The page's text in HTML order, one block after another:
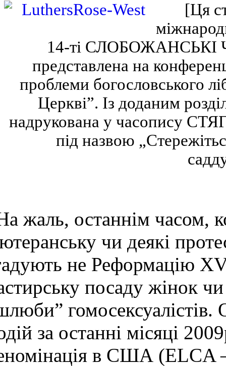
[Ця
14-ті СЛОБОЖАНСЬКІ
представлена на
проблеми богословського
Церкві”. Із доданим
надрукована у часопису
під назвою
жаль, останнім часом,
чи деякі
не Реформацію
посаду жінок чи
гомосексуалістів.
за останні місяці
в США (ELCA